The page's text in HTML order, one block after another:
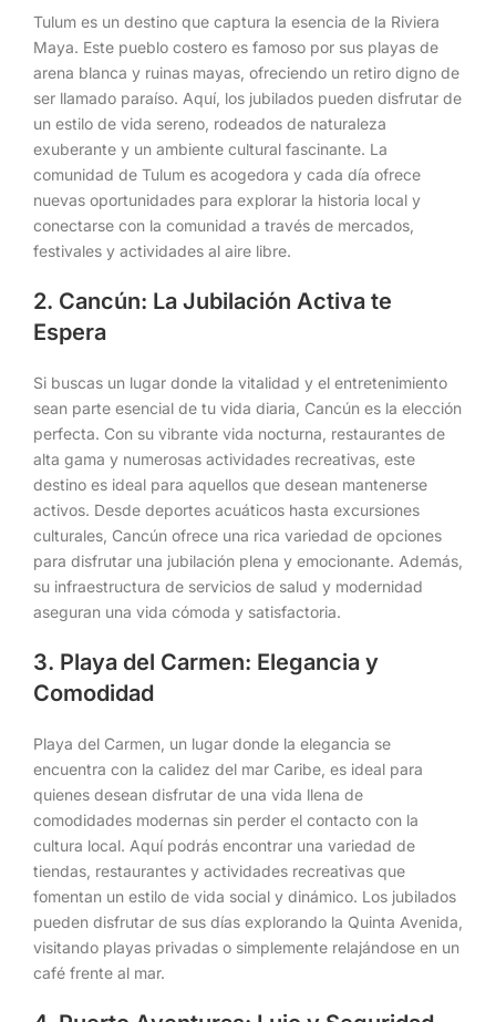
Tulum es un destino que captura la esencia de la Riviera
Maya. Este pueblo costero es famoso por sus playas de
arena blanca y ruinas mayas, ofreciendo un retiro digno de
ser llamado paraíso. Aquí, los jubilados pueden disfrutar de
un estilo de vida sereno, rodeados de naturaleza
exuberante y un ambiente cultural fascinante. La
comunidad de Tulum es acogedora y cada día ofrece
nuevas oportunidades para explorar la historia local y
conectarse con la comunidad a través de mercados,
festivales y actividades al aire libre.
2. Cancún: La Jubilación Activa te
Espera
Si buscas un lugar donde la vitalidad y el entretenimiento
sean parte esencial de tu vida diaria, Cancún es la elección
perfecta. Con su vibrante vida nocturna, restaurantes de
alta gama y numerosas actividades recreativas, este
destino es ideal para aquellos que desean mantenerse
activos. Desde deportes acuáticos hasta excursiones
culturales, Cancún ofrece una rica variedad de opciones
para disfrutar una jubilación plena y emocionante. Además,
su infraestructura de servicios de salud y modernidad
aseguran una vida cómoda y satisfactoria.
3. Playa del Carmen: Elegancia y
Comodidad
Playa del Carmen, un lugar donde la elegancia se
encuentra con la calidez del mar Caribe, es ideal para
quienes desean disfrutar de una vida llena de
comodidades modernas sin perder el contacto con la
cultura local. Aquí podrás encontrar una variedad de
tiendas, restaurantes y actividades recreativas que
fomentan un estilo de vida social y dinámico. Los jubilados
pueden disfrutar de sus días explorando la Quinta Avenida,
visitando playas privadas o simplemente relajándose en un
café frente al mar.